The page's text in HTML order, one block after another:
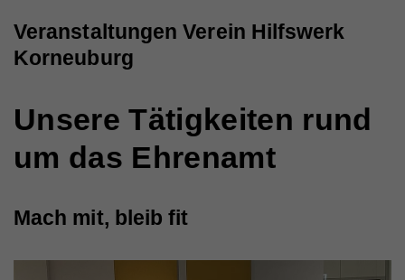
Veranstaltungen Verein Hilfswerk
Korneuburg
Unsere Tätigkeiten rund
um das Ehrenamt
Mach mit, bleib fit